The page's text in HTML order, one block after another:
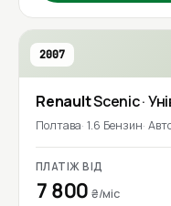
2007
RenaultScenic·
Полтава 1.6 Бензин
ПЛАТІЖ ВІД
7 800₴/міс